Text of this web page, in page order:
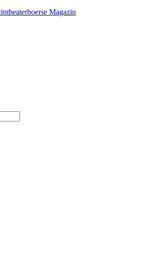
theaterboerse Magazin